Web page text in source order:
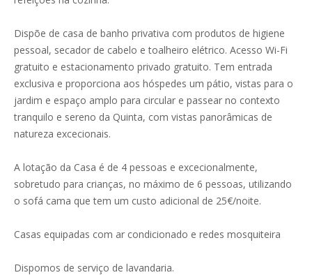
Dispõe de casa de banho privativa com produtos de higiene
pessoal, secador de cabelo e toalheiro elétrico. Acesso Wi-Fi
gratuito e estacionamento privado gratuito. Tem entrada
exclusiva e proporciona aos hóspedes um pátio, vistas para o
jardim e espaço amplo para circular e passear no contexto
tranquilo e sereno da Quinta, com vistas panorâmicas de
natureza excecionais.
A lotação da Casa é de 4 pessoas e excecionalmente,
sobretudo para crianças, no máximo de 6 pessoas, utilizando
o sofá cama que tem um custo adicional de 25€/noite.
Casas equipadas com ar condicionado e redes mosquiteira
Dispomos de serviço de lavandaria.